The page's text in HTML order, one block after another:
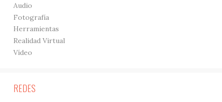
Audio
Fotografía
Herramientas
Realidad Virtual
Vídeo
REDES